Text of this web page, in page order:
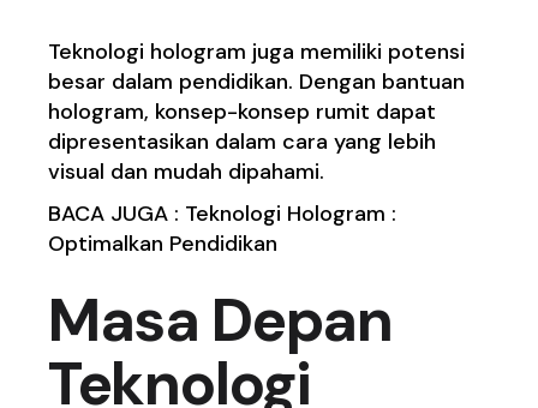
Teknologi hologram juga memiliki potensi
besar dalam pendidikan. Dengan bantuan
hologram, konsep-konsep rumit dapat
dipresentasikan dalam cara yang lebih
visual dan mudah dipahami.
BACA JUGA : Teknologi Hologram :
Optimalkan Pendidikan
Masa Depan
Teknologi